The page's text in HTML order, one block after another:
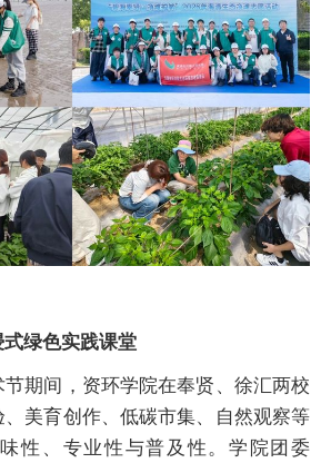
绿色实践课堂
期间，资环学院在奉贤、徐汇两校
、美育创作、低碳市集、自然观察等
性、专业性与普及性。学院团委